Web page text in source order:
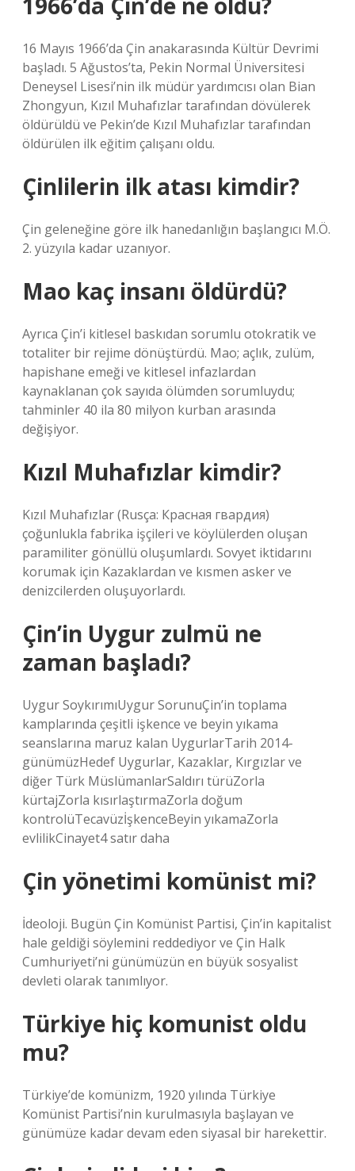
16 Mayıs 1966’da Çin anakarasında Kültür Devrimi
başladı. 5 Ağustos’ta, Pekin Normal Üniversitesi
Deneysel Lisesi’nin ilk müdür yardımcısı olan Bian
Zhongyun, Kızıl Muhafızlar tarafından dövülerek
öldürüldü ve Pekin’de Kızıl Muhafızlar tarafından
öldürülen ilk eğitim çalışanı oldu.
Çinlilerin ilk atası kimdir?
Çin geleneğine göre ilk hanedanlığın başlangıcı M.Ö.
2. yüzyıla kadar uzanıyor.
Mao kaç insanı öldürdü?
Ayrıca Çin’i kitlesel baskıdan sorumlu otokratik ve
totaliter bir rejime dönüştürdü. Mao; açlık, zulüm,
hapishane emeği ve kitlesel infazlardan
kaynaklanan çok sayıda ölümden sorumluydu;
tahminler 40 ila 80 milyon kurban arasında
değişiyor.
Kızıl Muhafızlar kimdir?
Kızıl Muhafızlar (Rusça: Красная гвардия)
çoğunlukla fabrika işçileri ve köylülerden oluşan
paramiliter gönüllü oluşumlardı. Sovyet iktidarını
korumak için Kazaklardan ve kısmen asker ve
denizcilerden oluşuyorlardı.
Çin’in Uygur zulmü ne
zaman başladı?
Uygur SoykırımıUygur SorunuÇin’in toplama
kamplarında çeşitli işkence ve beyin yıkama
seanslarına maruz kalan UygurlarTarih 2014-
günümüzHedef Uygurlar, Kazaklar, Kırgızlar ve
diğer Türk MüslümanlarSaldırı türüZorla
kürtajZorla kısırlaştırmaZorla doğum
kontrolüTecavüzİşkenceBeyin yıkamaZorla
evlilikCinayet4 satır daha
Çin yönetimi komünist mi?
İdeoloji. Bugün Çin Komünist Partisi, Çin’in kapitalist
hale geldiği söylemini reddediyor ve Çin Halk
Cumhuriyeti’ni günümüzün en büyük sosyalist
devleti olarak tanımlıyor.
Türkiye hiç komunist oldu
mu?
Türkiye’de komünizm, 1920 yılında Türkiye
Komünist Partisi’nin kurulmasıyla başlayan ve
günümüze kadar devam eden siyasal bir harekettir.